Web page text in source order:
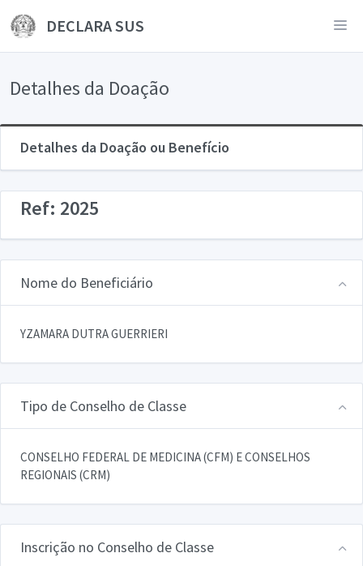
DECLARA SUS
Detalhes da Doação
Detalhes da Doação ou Benefício
Ref: 2025
Nome do Beneficiário
YZAMARA DUTRA GUERRIERI
Tipo de Conselho de Classe
CONSELHO FEDERAL DE MEDICINA (CFM) E CONSELHOS
REGIONAIS (CRM)
Inscrição no Conselho de Classe